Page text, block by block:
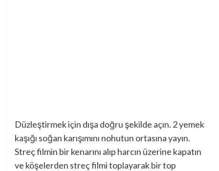
Düzleştirmek için dışa doğru şekilde açın. 2 yemek
kaşığı soğan karışımını nohutun ortasına yayın.
Streç filmin bir kenarını alıp harcın üzerine kapatın
ve köşelerden streç filmi toplayarak bir top